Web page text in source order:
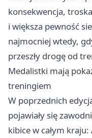
konsekwencja,
i większa pewność
najmocniej wtedy,
przeszły drogę od
Medalistki mają
treningiem
W poprzednich
pojawiały się
kibice w całym